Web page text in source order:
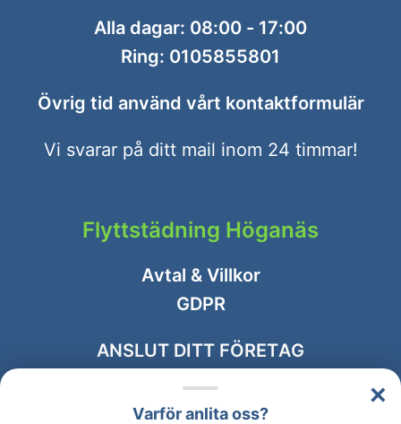
Alla dagar: 08:00 - 17:00
Ring: 0105855801
Övrig tid använd vårt kontaktformulär
Vi svarar på ditt mail inom 24 timmar!
Flyttstädning Höganäs
Avtal & Villkor
GDPR
ANSLUT DITT FÖRETAG
×
Varför anlita oss?